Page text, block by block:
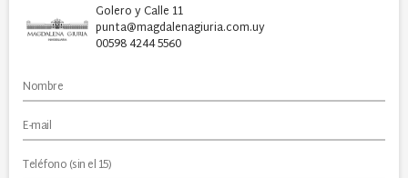
Golero y Calle 11
punta@magdalenagiuria.com.uy
00598 4244 5560